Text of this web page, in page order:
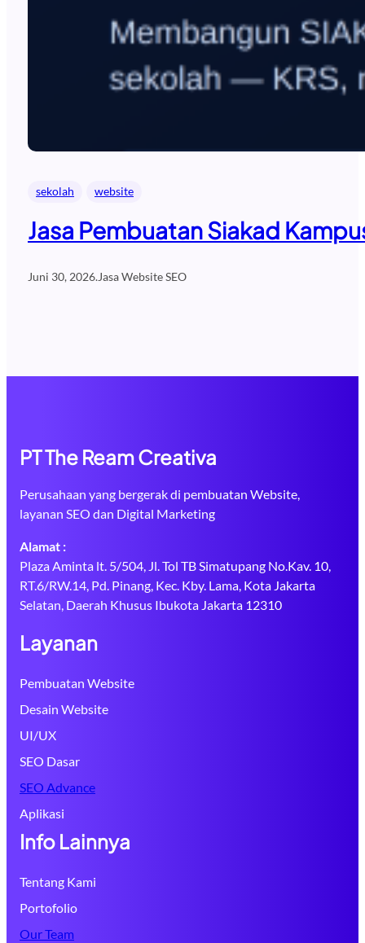
sekolah website
Jasa Pembuatan Siakad
Juni 30, 2026.Jasa Website SEO
PT The Ream Creativa
Perusahaan yang bergerak di pembuatan Website,
layanan SEO dan Digital Marketing
Alamat :
Plaza Aminta lt. 5/504, Jl. Tol TB Simatupang No.Kav. 10,
RT.6/RW.14, Pd. Pinang, Kec. Kby. Lama, Kota Jakarta
Selatan, Daerah Khusus Ibukota Jakarta 12310
Layanan
Pembuatan Website
Desain Website
UI/UX
SEO Dasar
SEO Advance
Aplikasi
Info Lainnya
Tentang Kami
Portofolio
Our Team